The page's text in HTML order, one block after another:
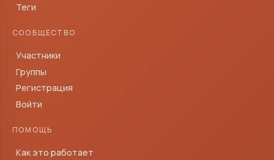
Теги
СООБЩЕСТВО
Участники
Группы
Регистрация
Войти
ПОМОЩЬ
Как это работает